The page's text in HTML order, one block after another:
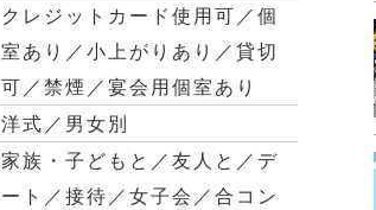
クレジットカード使用可／個
室あり／小上がりあり／貸切
可／禁煙／宴会用個室あり
洋式／男女別
家族・子どもと／友人と／デ
ート／接待／女子会／合コン